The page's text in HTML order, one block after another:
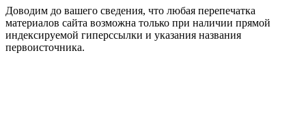
Доводим до вашего сведения, что любая перепечатка
материалов сайта возможна только при наличии прямой
индексируемой гиперссылки и указания названия
первоисточника.